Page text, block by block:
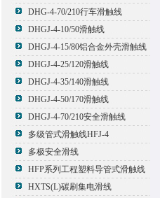
DHG-4-70/210行车滑触线
DHGJ-4-10/50滑触线
DHGJ-4-15/80铝合金外壳滑触线
DHGJ-4-25/120滑触线
DHGJ-4-35/140滑触线
DHGJ-4-50/170滑触线
DHGJ-4-70/210安全滑触线
多级管式滑触线HFJ-4
多极安全滑线
HFP系列工程塑料导管式滑触线
HXTS(L)碳刷集电滑线